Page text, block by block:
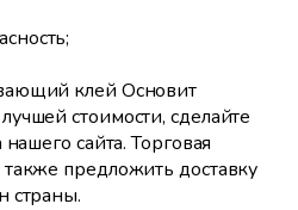
клей Основит
стоимости, сделайте
сайта. Торговая
предложить доставку
страны.